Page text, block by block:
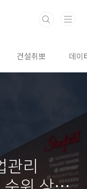
건설취뽀 데이
관리